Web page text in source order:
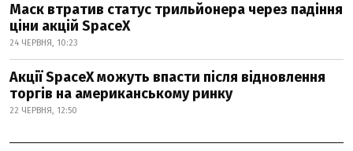
Маск втратив статус трильйонера через падіння
ціни акцій SpaceX
24 ЧЕРВНЯ, 10:23
Акції SpaceX можуть впасти після відновлення
торгів на американському ринку
22 ЧЕРВНЯ, 12:50